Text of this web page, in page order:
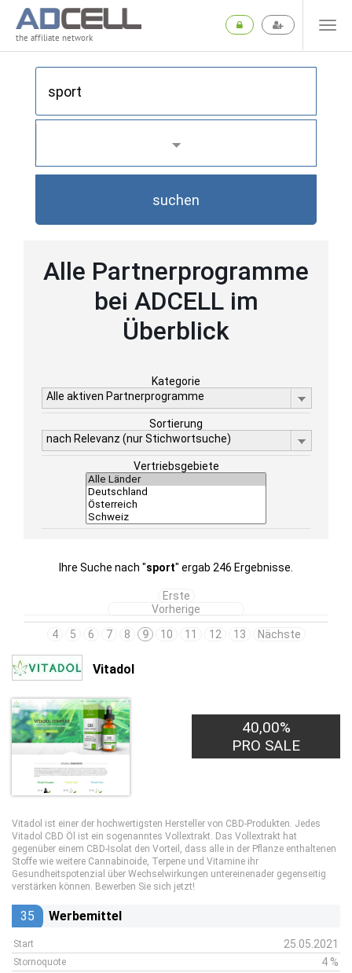
the affiliate network
suchen
Alle Partnerprogramme
bei ADCELL im
Überblick
Kategorie
Alle aktiven Partnerprogramme
Sortierung
nach Relevanz (nur Stichwortsuche)
Vertriebsgebiete
Ihre Suche nach "sport" ergab 246 Ergebnisse.
Erste
Vorherige
4
5 6 7 8 9 10 11 12 13 Nächste
Vitadol
40,00%
PRO SALE
Vitadol ist einer der hochwertigsten Hersteller von CBD-Produkten. Jedes
Vitadol CBD Öl ist ein sogenanntes Vollextrakt. Das Vollextrakt hat
gegenüber einem CBD-Isolat den Vorteil, dass alle in der Pflanze enthaltenen
Stoffe wie weitere Cannabinoide, Terpene und Vitamine ihr
Gesundheitspotenzial über Wechselwirkungen untereinenader gegenseitig
verstärken können. Bewerben Sie sich jetzt!
35 Werbemittel
Start 25.05.2021
Stornoquote 4 %